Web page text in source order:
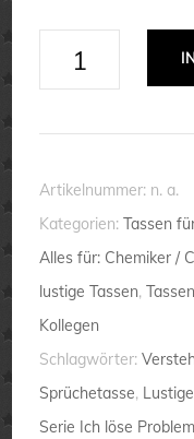
Tasse
Ich
löse
Probleme
von
denen
...
💕
Berufe
Artikelnummer: n. a.
Kategorien:Tassen
Alles für: Chemiker /
lustige Tassen,
Kollegen
Schlagwörter:
Sprüchetasse,
Serie Ich löse